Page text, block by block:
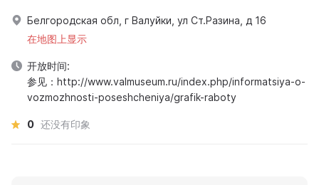
Белгородская обл, г Валуйки, ул Ст.Разина, д 16
在地图上显示
开放时间:
参见：http://www.valmuseum.ru/index.php/informatsiya-o-
vozmozhnosti-poseshcheniya/grafik-raboty
0 还没有印象